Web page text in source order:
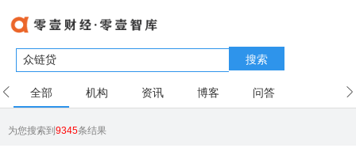
搜索
全部 机构 资讯 博客 问答
为您搜索到9345条结果